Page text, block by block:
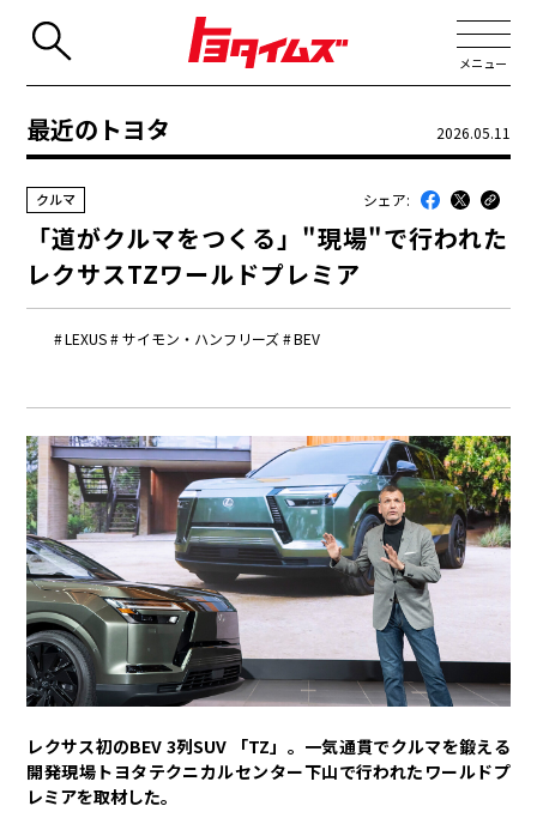
メニュー
最近のトヨタ
連載
コラム
トヨタイムズニュース
トヨタイムズビジネス
トヨタイムズスポーツ
トヨタイムズPodcast
SDGs
経営
スポーツ
最近のトヨタ 2026.05.11
LEXUS サイモン・ハンフリーズ BEV
クルマ シェア:
「道がクルマをつくる」"現場"で行われた
レクサスTZワールドプレミア
レクサス初のBEV 3列SUV 「TZ」。一気通貫でクルマを鍛える
開発現場トヨタテクニカルセンター下山で行われたワールドプ
レミアを取材した。